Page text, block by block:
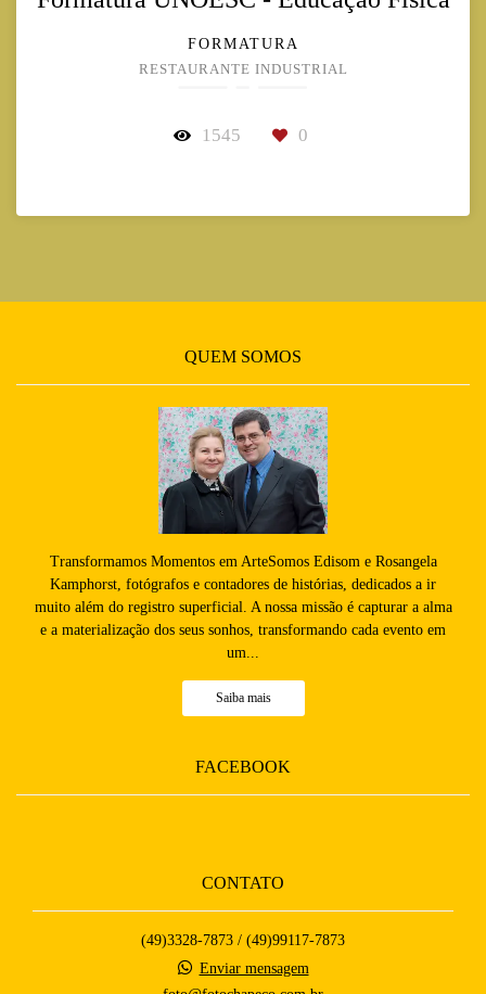
FORMATURA
RESTAURANTE INDUSTRIAL
1545 0
QUEM SOMOS
Transformamos Momentos em ArteSomos Edisom e Rosangela
Kamphorst, fotógrafos e contadores de histórias, dedicados a ir
muito além do registro superficial. A nossa missão é capturar a alma
e a materialização dos seus sonhos, transformando cada evento em
um...
Saiba mais
FACEBOOK
CONTATO
(49)3328-7873 / (49)99117-7873
Enviar mensagem